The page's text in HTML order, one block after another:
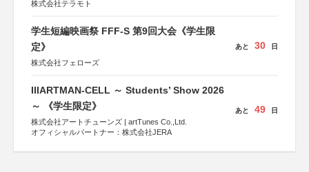
株式会社テラモト
学生短編映画祭 FFF-S 第9回大会《学生限
定》
株式会社フェローズ
あと 30 日
IIIARTMAN-CELL ～ Students’ Show 2026
～ 《学生限定》
株式会社アートチューンズ | artTunes Co.,Ltd.
オフィシャルパートナー：株式会社JERA
あと 49 日